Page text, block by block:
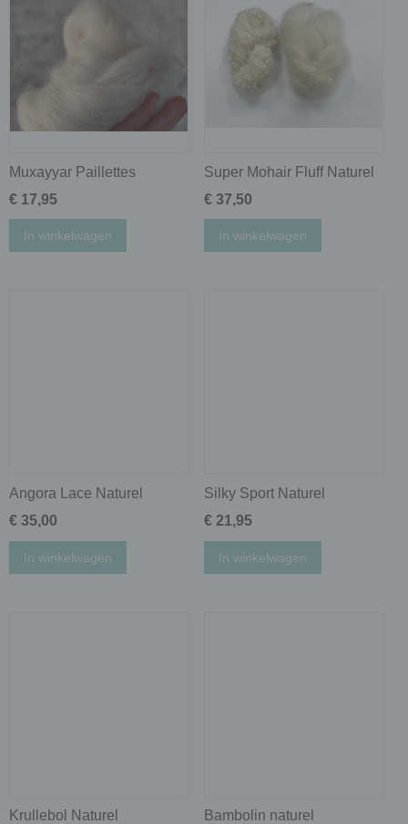
Muxayyar Paillettes
€ 17,95
In winkelwagen
Super Mohair Fluff Naturel
€ 37,50
In winkelwagen
Angora Lace Naturel
€ 35,00
In winkelwagen
Silky Sport Naturel
€ 21,95
In winkelwagen
Krullebol Naturel
Bambolin naturel